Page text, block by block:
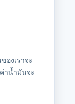
องเราจะ
าน้ำมันจะ